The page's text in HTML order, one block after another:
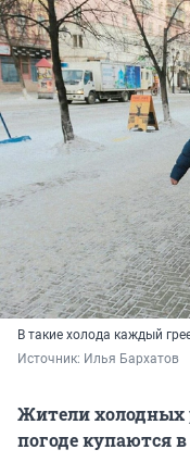
В такие холода каждый
Источник: Илья Бархатов
Жители холодных
погоде купаются